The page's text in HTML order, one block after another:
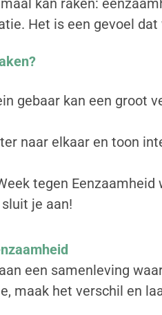
kan raken:
Het is een gevoel
gebaar kan een groot
naar elkaar en toon
tegen
je aan!
een samenleving
maak het verschil en